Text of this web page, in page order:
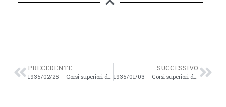
PRECEDENTE
1935/02/25 – Corsi superiori di Studi Romani – 19
SUCCESSIVO
1935/01/03 – Corsi superiori di Studi Romani – 21